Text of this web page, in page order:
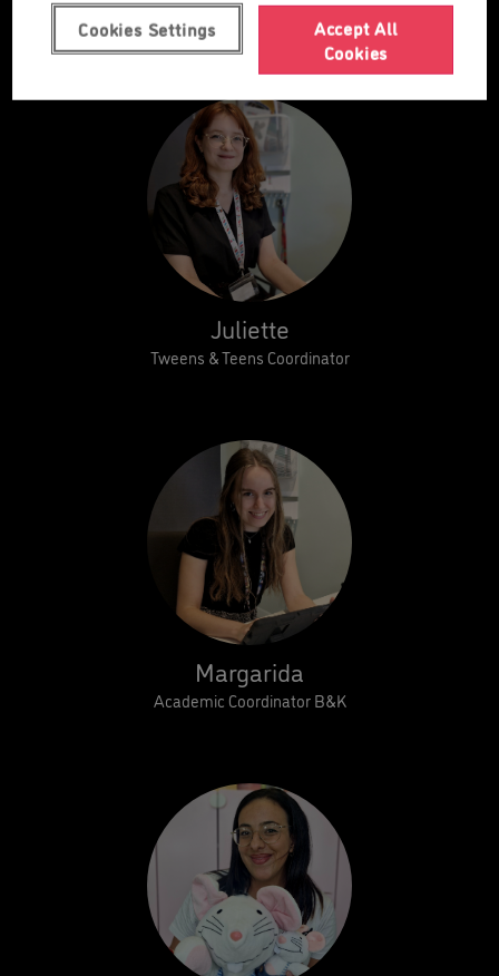
Sales Coordinator
Juliette
Tweens & Teens Coordinator
Margarida
Academic Coordinator B&K
Accept All
Cookies
Cookies Settings